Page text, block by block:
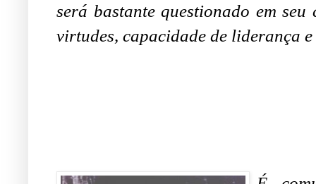
será bastante questionado em
virtudes, capacidade de liderança